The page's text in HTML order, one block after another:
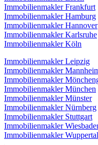
Immobilienmakler Frankfurt
Immobilienmakler Hamburg
Immobilienmakler Hannover
Immobilienmakler Karlsruhe
Immobilienmakler Köln
Immobilienmakler Leipzig
Immobilienmakler
Immobilienmakler
Immobilienmakler München
Immobilienmakler Münster
Immobilienmakler Nürnberg
Immobilienmakler Stuttgart
Immobilienmakler
Immobilienmakler Wuppertal